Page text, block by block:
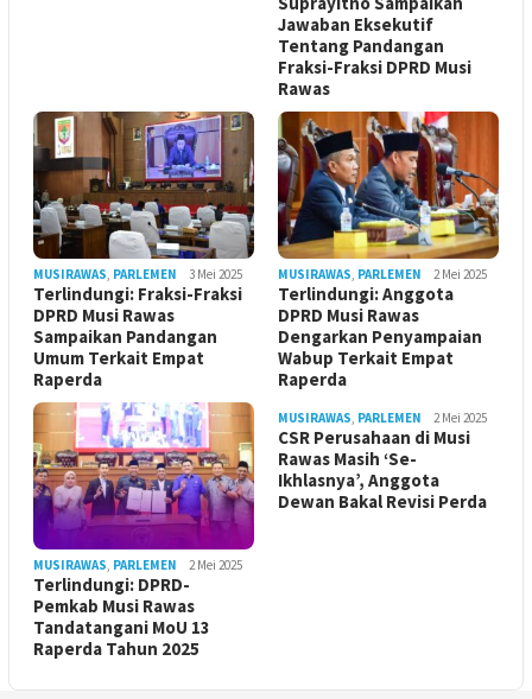
Jawaban Eksekutif
Tentang Pandangan
Fraksi-Fraksi DPRD Musi
Rawas
MUSIRAWAS PARLEMEN 3 Mei 2025
Terlindungi: Fraksi-Fraksi
DPRD Musi Rawas
Sampaikan Pandangan
Umum Terkait Empat
Raperda
MUSIRAWAS PARLEMEN 2 Mei 2025
Terlindungi: Anggota
DPRD Musi Rawas
Dengarkan Penyampaian
Wabup Terkait Empat
Raperda
MUSIRAWAS PARLEMEN 2 Mei 2025
Terlindungi: DPRD-
Pemkab Musi Rawas
Tandatangani MoU 13
Raperda Tahun 2025
MUSIRAWAS PARLEMEN 2 Mei 2025
CSR Perusahaan di Musi
Rawas Masih ‘Se-
Ikhlasnya’, Anggota
Dewan Bakal Revisi Perda ‎